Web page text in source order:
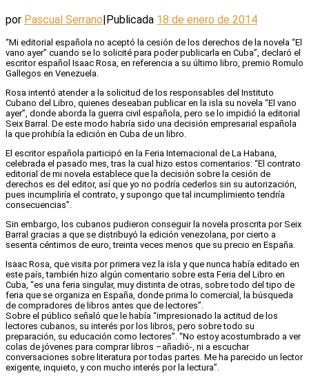
por Pascual Serrano|Publicada 18 de enero de 2014
“Mi editorial española no aceptó la cesión de los derechos de la novela “El
vano ayer” cuando se lo solicité para poder publicarla en Cuba”, declaró el
escritor español Isaac Rosa, en referencia a su último libro, premio Romulo
Gallegos en Venezuela.
Rosa intentó atender a la solicitud de los responsables del Instituto
Cubano del Libro, quienes deseaban publicar en la isla su novela “El vano
ayer”, donde aborda la guerra civil española, pero se lo impidió la editorial
Seix Barral. De este modo habría sido una decisión empresarial española
la que prohibía la edición en Cuba de un libro.
El escritor española participó en la Feria Internacional de La Habana,
celebrada el pasado mes, tras la cual hizo estos comentarios: “El contrato
editorial de mi novela establece que la decisión sobre la cesión de
derechos es del editor, así que yo no podría cederlos sin su autorización,
pues incumpliría el contrato, y supongo que tal incumplimiento tendría
consecuencias”.
Sin embargo, los cubanos pudieron conseguir la novela proscrita por Seix
Barral gracias a que se distribuyó la edición venezolana, por cierto a
sesenta céntimos de euro, treinta veces menos que su precio en España.
Isaac Rosa, que visita por primera vez la isla y que nunca había editado en
este país, también hizo algún comentario sobre esta Feria del Libro en
Cuba, “es una feria singular, muy distinta de otras, sobre todo del tipo de
feria que se organiza en España, donde prima lo comercial, la búsqueda
de compradores de libros antes que de lectores”.
Sobre el público señaló que le había “impresionado la actitud de los
lectores cubanos, su interés por los libros, pero sobre todo su
preparación, su educación como lectores”. “No estoy acostumbrado a ver
colas de jóvenes para comprar libros –añadió-, ni a escuchar
conversaciones sobre literatura por todas partes. Me ha parecido un lector
exigente, inquieto, y con mucho interés por la lectura”.